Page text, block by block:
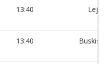
13:40
13:40